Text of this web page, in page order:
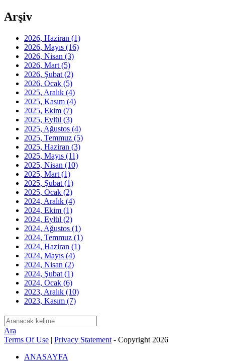
Arşiv
2026, Haziran (1)
2026, Mayıs (16)
2026, Nisan (3)
2026, Mart (5)
2026, Şubat (2)
2026, Ocak (5)
2025, Aralık (4)
2025, Kasım (4)
2025, Ekim (7)
2025, Eylül (3)
2025, Ağustos (4)
2025, Temmuz (5)
2025, Haziran (3)
2025, Mayıs (11)
2025, Nisan (10)
2025, Mart (1)
2025, Şubat (1)
2025, Ocak (2)
2024, Aralık (4)
2024, Ekim (1)
2024, Eylül (2)
2024, Ağustos (1)
2024, Temmuz (1)
2024, Haziran (1)
2024, Mayıs (4)
2024, Nisan (2)
2024, Şubat (1)
2024, Ocak (6)
2023, Aralık (10)
2023, Kasım (7)
Ara
Terms Of Use | Privacy Statement - Copyright 2026
ANASAYFA